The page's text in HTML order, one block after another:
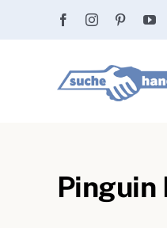
Pinguin